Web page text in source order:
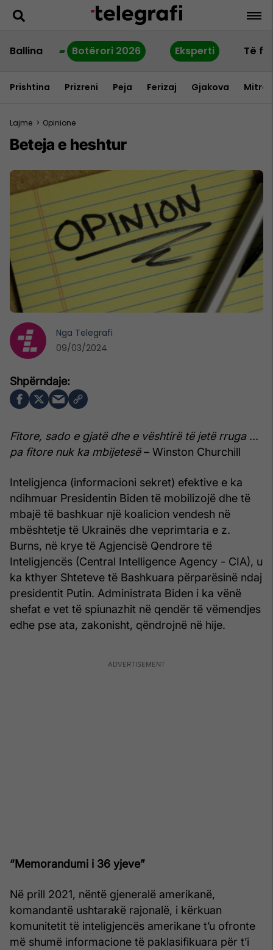
Ballina Botërori 2026 Eksperti Të
Prishtina Prizreni Peja Ferizaj Gjakova
Lajme > Opinione
Beteja e heshtur
Fitore, sado e gjatë dhe e vështirë të jetë rruga ...
pa fitore nuk ka mbijetesë– Winston Churchill
Inteligjenca (informacioni sekret) efektive e ka
ndihmuar Presidentin Biden të mobilizojë dhe të
mbajë të bashkuar një koalicion vendesh në
mbështetje të Ukrainës dhe veprimtaria e z.
Burns, në krye të Agjencisë Qendrore të
Inteligjencës (Central Intelligence Agency - CIA), u
ka kthyer Shteteve të Bashkuara përparësinë ndaj
presidentit Putin. Administrata Biden i ka vënë
shefat e vet të spiunazhit në qendër të vëmendjes
edhe pse ata, zakonisht, qëndrojnë në hije.
“Memorandumi i 36 yjeve”
Në prill 2021, nëntë gjeneralë amerikanë,
komandantë ushtarakë rajonalë, i kërkuan
komunitetit të inteligjencës amerikane t’u ofronte
më shumë informacione të paklasifikuara për t’i
Nga Telegrafi
09/03/2024